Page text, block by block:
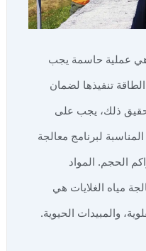
عملية حاسمة يجب
تنفيذها لضمان
ذلك، يجب على
المناسبة لبرنامج معالجة
الحجم. المواد
مياه الغلايات هي
والمبيدات الحيوية.